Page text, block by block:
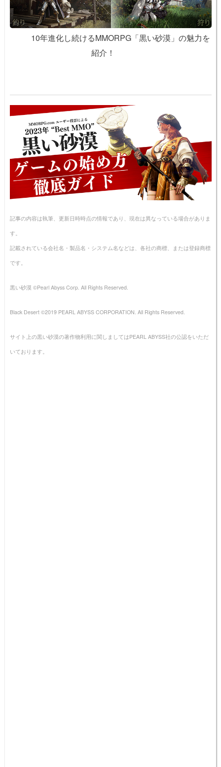
10年進化し続けるMMORPG「黒い砂漠」の魅力を
紹介！
記事の内容は執筆、更新日時時点の情報であり、現在は異なっている場合がありま
す。
記載されている会社名・製品名・システム名などは、各社の商標、または登録商標
です。
黒い砂漠 ©Pearl Abyss Corp. All Rights Reserved.
Black Desert ©2019 PEARL ABYSS CORPORATION. All Rights Reserved.
サイト上の黒い砂漠の著作物利用に関しましてはPEARL ABYSS社の公認をいただ
いております。